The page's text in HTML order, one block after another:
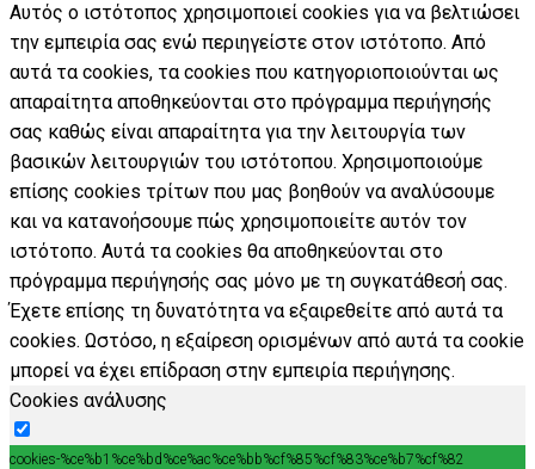
Αυτός ο ιστότοπος χρησιμοποιεί cookies για να βελτιώσει
την εμπειρία σας ενώ περιηγείστε στον ιστότοπο. Από
αυτά τα cookies, τα cookies που κατηγοριοποιούνται ως
απαραίτητα αποθηκεύονται στο πρόγραμμα περιήγησής
σας καθώς είναι απαραίτητα για την λειτουργία των
βασικών λειτουργιών του ιστότοπου. Χρησιμοποιούμε
επίσης cookies τρίτων που μας βοηθούν να αναλύσουμε
και να κατανοήσουμε πώς χρησιμοποιείτε αυτόν τον
ιστότοπο. Αυτά τα cookies θα αποθηκεύονται στο
πρόγραμμα περιήγησής σας μόνο με τη συγκατάθεσή σας.
Έχετε επίσης τη δυνατότητα να εξαιρεθείτε από αυτά τα
cookies. Ωστόσο, η εξαίρεση ορισμένων από αυτά τα cookie
μπορεί να έχει επίδραση στην εμπειρία περιήγησης.
Cookies ανάλυσης
cookies-%ce%b1%ce%bd%ce%ac%ce%bb%cf%85%cf%83%ce%b7%cf%82